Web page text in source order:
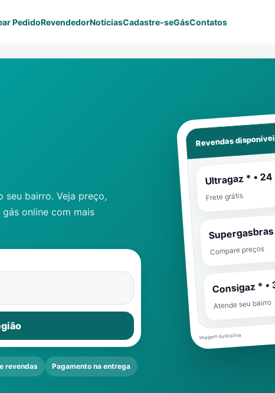
PedidoRevendedorNotíciasCadastre-seGásContatos
seu bairro. Veja preço,
online com mais
revendas Pagamento na entrega
Revendas
Ultragaz * •
Frete grátis
Compare preços
Consigaz * •
Atende seu bairro
Imagem ilustrativa